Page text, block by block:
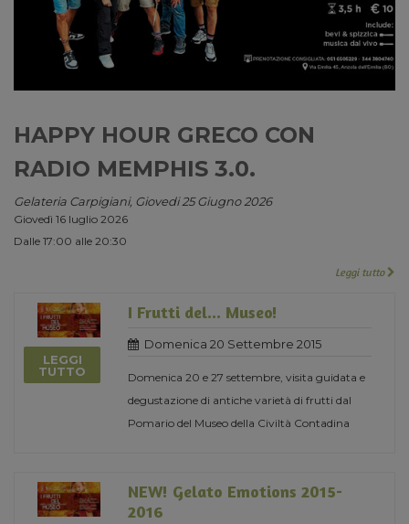
HAPPY HOUR GRECO CON
RADIO MEMPHIS 3.0.
Gelateria Carpigiani, Giovedi 25 Giugno 2026
Giovedì 16 luglio 2026
Dalle 17:00 alle 20:30
Leggi tutto
LEGGI
TUTTO
I Frutti del... Museo!
Domenica 20 Settembre 2015
Domenica 20 e 27 settembre, visita guidata e
degustazione di antiche varietà di frutti dal
Pomario del Museo della Civiltà Contadina
NEW! Gelato Emotions 2015-
2016